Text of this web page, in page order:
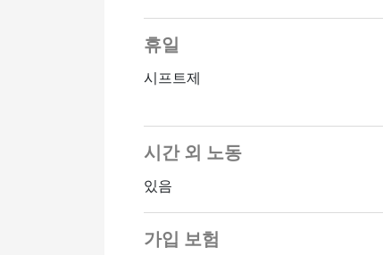
휴일
시프트제
시간 외 노동
있음
가입 보험